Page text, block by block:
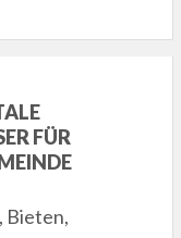
FÜR
Bieten,